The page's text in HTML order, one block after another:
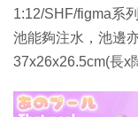
1:12/SHF/figma系
池能夠注水，池邊
37x26x26.5cm(長x